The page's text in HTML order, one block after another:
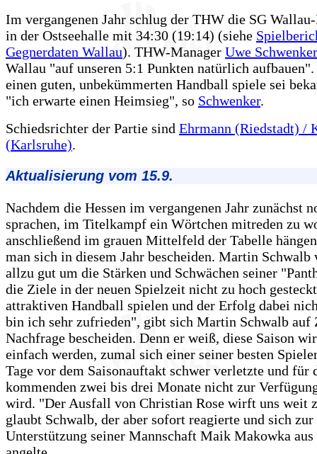
Im vergangenen Jahr schlug der THW die SG
in der Ostseehalle mit 34:30 (19:14) (siehe
Gegnerdaten Wallau). THW-Manager Uwe Schwenker
Wallau "auf unseren 5:1 Punkten natürlich
einen guten, unbekümmerten Handball spiele sei
"ich erwarte einen Heimsieg", so Schwenker.
Schiedsrichter der Partie sind Ehrmann (Riedstadt) /
(Karlsruhe).
Aktualisierung vom 15.9.
Nachdem die Hessen im vergangenen Jahr zunächst
sprachen, im Titelkampf ein Wörtchen mitreden zu
anschließend im grauen Mittelfeld der Tabelle
man sich in diesem Jahr bescheiden. Martin Schwalb
allzu gut um die Stärken und Schwächen seiner
die Ziele in der neuen Spielzeit nicht zu hoch
attraktiven Handball spielen und der Erfolg dabei
bin ich sehr zufrieden", gibt sich Martin Schwalb auf
Nachfrage bescheiden. Denn er weiß, diese Saison
einfach werden, zumal sich einer seiner besten
Tage vor dem Saisonauftakt schwer verletzte und für
kommenden zwei bis drei Monate nicht zur
wird. "Der Ausfall von Christian Rose wirft uns weit
glaubt Schwalb, der aber sofort reagierte und sich zur
Unterstützung seiner Mannschaft Maik Makowka aus